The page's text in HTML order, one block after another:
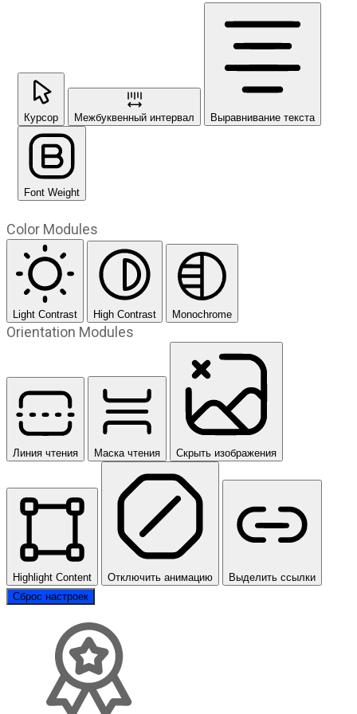
Курсор Межбуквенный интервал Выравнивание текста
Font Weight
Color Modules
Light Contrast High Contrast Monochrome
Orientation Modules
Линия чтения Маска чтения Скрыть изображения
Highlight Content Отключить анимацию
Выделить ссылки
Сброс настроек